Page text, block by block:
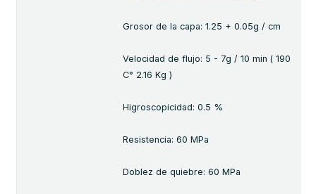
Grosor de la capa: 1.25 + 0.05g / cm
Velocidad de flujo: 5 - 7g / 10 min ( 190
C° 2.16 Kg )
Higroscopicidad: 0.5 %
Resistencia: 60 MPa
Doblez de quiebre: 60 MPa